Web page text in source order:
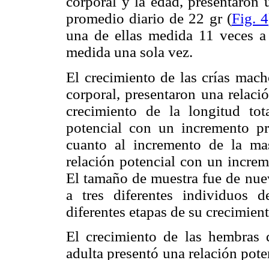
promedio diario de 22 gr (Fig. 4
una de ellas medida 11 veces
medida una sola vez.
El crecimiento de las crías
corporal, presentaron una
crecimiento de la longitud
potencial con un incremento
cuanto al incremento de la
relación potencial con un
El tamaño de muestra fue de
a tres diferentes individuos
diferentes etapas de su
El crecimiento de las hembras
adulta presentó una relación